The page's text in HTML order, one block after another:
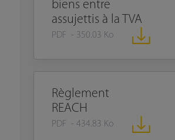
biens entre
assujettis à la TVA
PDF - 350.03 Ko
Règlement
REACH
PDF - 434.83 Ko